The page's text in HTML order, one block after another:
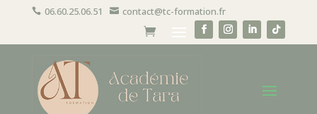
 06.60.25.06.51  contact@tc-formation.fr